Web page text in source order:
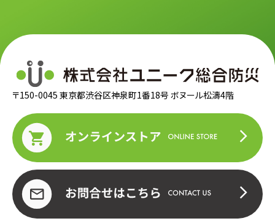
〒150-0045 東京都渋谷区神泉町1番18号 ボヌール松濤4階